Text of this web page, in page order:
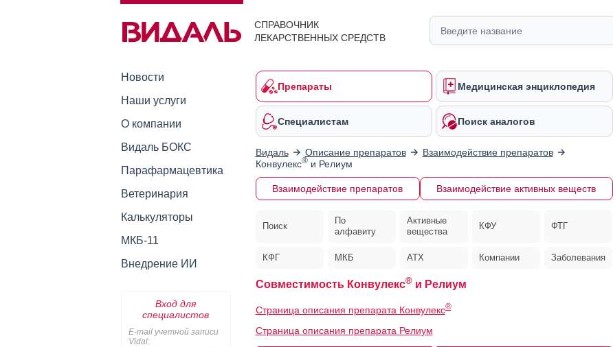
СПРАВОЧНИК
ЛЕКАРСТВЕННЫХ СРЕДСТВ
Новости
Наши услуги
О компании
Видаль БОКС
Парафармацевтика
Ветеринария
Калькуляторы
МКБ-11
Внедрение ИИ
Вход для
специалистов
E-mail учетной записи
Vidal:
Препараты Медицинская энциклопедия
Специалистам Поиск аналогов
Видаль Описание препаратов
Взаимодействие препаратов
Конвулекс®и Релиум
Взаимодействие препаратов Взаимодействие активных веществ
Поиск
По
алфавиту
Активные
вещества
КФУ ФТГ
КФГ МКБ АТХ Компании Заболевания
Совместимость Конвулекс®и Релиум
Страница описания препарата Конвулекс®
Страница описания препарата Релиум